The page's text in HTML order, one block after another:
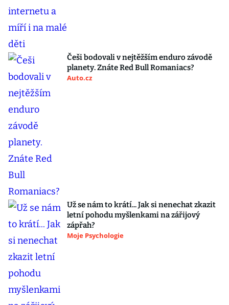
Češi bodovali v nejtěžším enduro závodě
planety. Znáte Red Bull Romaniacs?
Auto.cz
Už se nám to krátí... Jak si nenechat zkazit
letní pohodu myšlenkami na zářijový
zápřah?
Moje Psychologie